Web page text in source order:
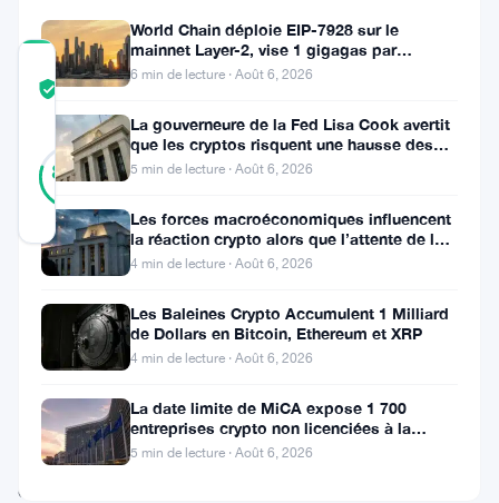
COMMUNITY
TRUST
80 %
Vérifié
10
votes
Mis à jour 12 mois il y a
Dogecoin
DOGE)
connu
des
difficultés
World Chain déploie EIP-7928 sur le
mainnet Layer-2, vise 1 gigagas par
seconde
6 min de lecture · Août 6, 2026
La gouverneure de la Fed Lisa Cook avertit
que les cryptos risquent une hausse des
taux
5 min de lecture · Août 6, 2026
Les forces macroéconomiques influencent
la réaction crypto alors que l’attente de la
Fed se poursuit
4 min de lecture · Août 6, 2026
Les Baleines Crypto Accumulent 1 Milliard
de Dollars en Bitcoin, Ethereum et XRP
4 min de lecture · Août 6, 2026
La date limite de MiCA expose 1 700
entreprises crypto non licenciées à la
fraude par usurpation
5 min de lecture · Août 6, 2026